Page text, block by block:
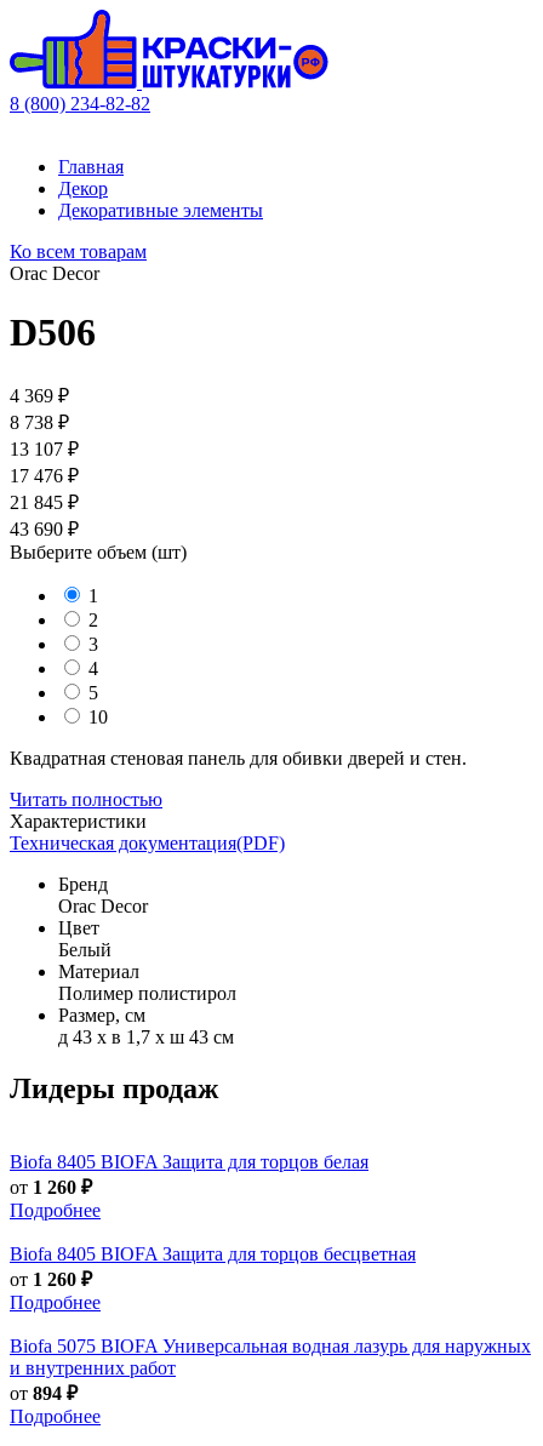
8 (800) 234-82-82
Главная
Декор
Декоративные элементы
Ко всем товарам
Orac Decor
D506
4 369 ₽
8 738 ₽
13 107 ₽
17 476 ₽
21 845 ₽
43 690 ₽
Выберите объем (шт)
1
2
3
4
5
10
Квадратная стеновая панель для обивки дверей и стен.
Читать полностью
Характеристики
Техническая документация(PDF)
Бренд
Orac Decor
Цвет
Белый
Материал
Полимер полистирол
Размер, см
д 43 x в 1,7 x ш 43 см
Лидеры продаж
Biofa 8405 BIOFA Защита для торцов белая
от 1 260 ₽
Подробнее
Biofa 8405 BIOFA Защита для торцов бесцветная
от 1 260 ₽
Подробнее
Biofa 5075 BIOFA Универсальная водная лазурь для наружных
и внутренних работ
от 894 ₽
Подробнее